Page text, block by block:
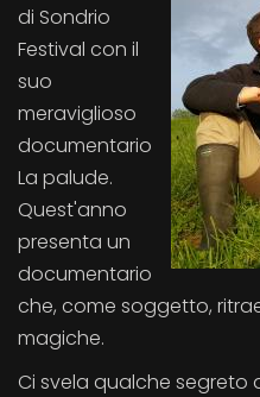
di Sondrio
Festival con il
suo
meraviglioso
documentario
La palude.
Quest'anno
presenta un
documentario
che, come soggetto,
magiche.
Ci svela qualche segreto